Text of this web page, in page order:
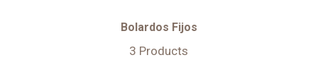
Bolardos Fijos
3 Products